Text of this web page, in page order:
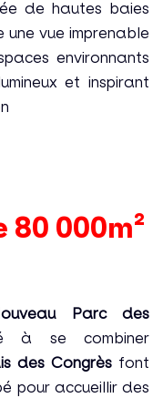
de hautes baies
une vue imprenable
environnants
et inspirant
000m²
Parc des
à se combiner
des Congrèsfont
pour accueillir des